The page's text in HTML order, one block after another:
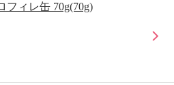
フィレ缶 70g(70g)